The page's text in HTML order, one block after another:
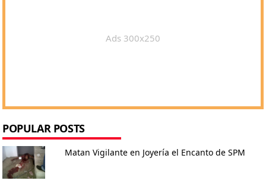
Ads 300x250
POPULAR POSTS
Matan Vigilante en Joyería el Encanto de SPM